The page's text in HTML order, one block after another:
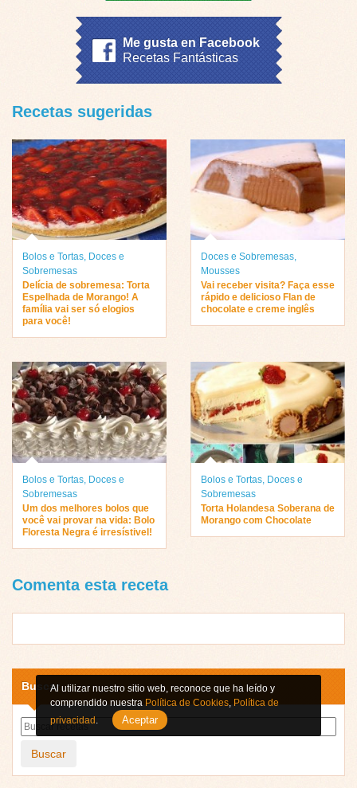
Me gusta en Facebook
Recetas Fantásticas
Recetas sugeridas
Bolos e Tortas, Doces e
Sobremesas
Delícia de sobremesa: Torta
Espelhada de Morango! A
família vai ser só elogios
para você!
Doces e Sobremesas,
Mousses
Vai receber visita? Faça esse
rápido e delicioso Flan de
chocolate e creme inglês
Bolos e Tortas, Doces e
Sobremesas
Um dos melhores bolos que
você vai provar na vida: Bolo
Floresta Negra é irresístivel!
Bolos e Tortas, Doces e
Sobremesas
Torta Holandesa Soberana de
Morango com Chocolate
Comenta esta receta
Buscar
Buscar
Al utilizar nuestro sitio web, reconoce que ha leído y
comprendido nuestra Política de Cookies Política de
privacidad
Aceptar